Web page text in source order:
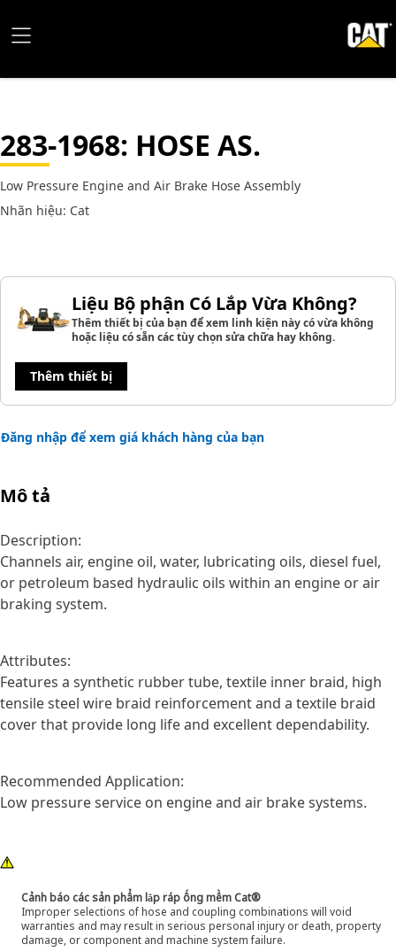
283-1968: HOSE AS.
Low Pressure Engine and Air Brake Hose Assembly
Nhãn hiệu: Cat
Liệu Bộ phận Có Lắp Vừa Không?
Thêm thiết bị của bạn để xem linh kiện này có vừa không
hoặc liệu có sẵn các tùy chọn sửa chữa hay không.
Thêm thiết bị
Đăng nhập để xem giá khách hàng của bạn
Mô tả
Description:
Channels air, engine oil, water, lubricating oils, diesel fuel,
or petroleum based hydraulic oils within an engine or air
braking system.
Attributes:
Features a synthetic rubber tube, textile inner braid, high
tensile steel wire braid reinforcement and a textile braid
cover that provide long life and excellent dependability.
Recommended Application:
Low pressure service on engine and air brake systems.
Cảnh báo các sản phẩm lắp ráp ống mềm Cat®
Improper selections of hose and coupling combinations will void
warranties and may result in serious personal injury or death, property
damage, or component and machine system failure.